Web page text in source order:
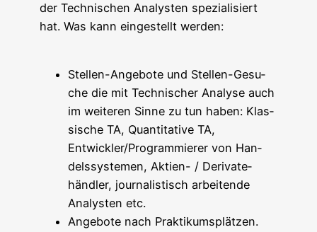
der Tech­ni­schen Ana­lys­ten spe­zia­li­siert
hat. Was kann ein­ge­stellt werden:
Stel­len-Ange­bo­te und Stel­len-Gesu­
che die mit Tech­ni­scher Ana­ly­se auch
im wei­te­ren Sin­ne zu tun haben: Klas­
si­sche TA, Quan­ti­ta­ti­ve TA,
Entwickler/Programmierer von Han­
dels­sys­te­men, Akti­en- / Deri­va­te­
händ­ler, jour­na­lis­tisch arbei­ten­de
Ana­lys­ten etc.
Ange­bo­te nach Praktikumsplätzen.